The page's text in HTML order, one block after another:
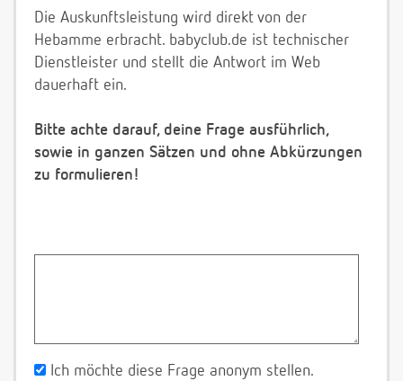
Die Auskunftsleistung wird direkt von der
Hebamme erbracht. babyclub.de ist technischer
Dienstleister und stellt die Antwort im Web
dauerhaft ein.
Bitte achte darauf, deine Frage ausführlich,
sowie in ganzen Sätzen und ohne Abkürzungen
zu formulieren!
Ich möchte diese Frage anonym stellen.